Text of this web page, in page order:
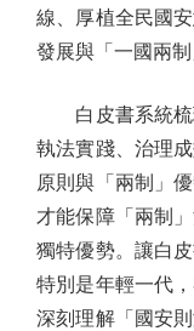
線、厚植全民國
發展與「一國兩
白皮書系統梳
執法實踐、治理
原則與「兩制」
才能保障「兩制
獨特優勢。讓白
特別是年輕一代
深刻理解「國安